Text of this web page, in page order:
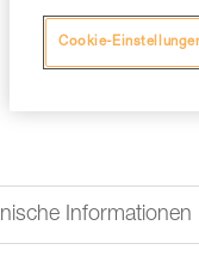
Informationen
Cookie-